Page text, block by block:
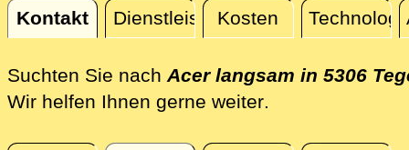
Kontakt Dienstleistungen
Kosten
Kontakt
Suchten Sie nach Acer langsam in 5306
Wir helfen Ihnen gerne weiterdirekt vor Ort in
.